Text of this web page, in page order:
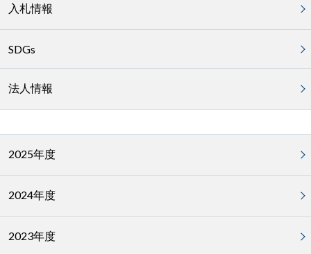
入札情報
SDGs
法人情報
2025年度
2024年度
2023年度